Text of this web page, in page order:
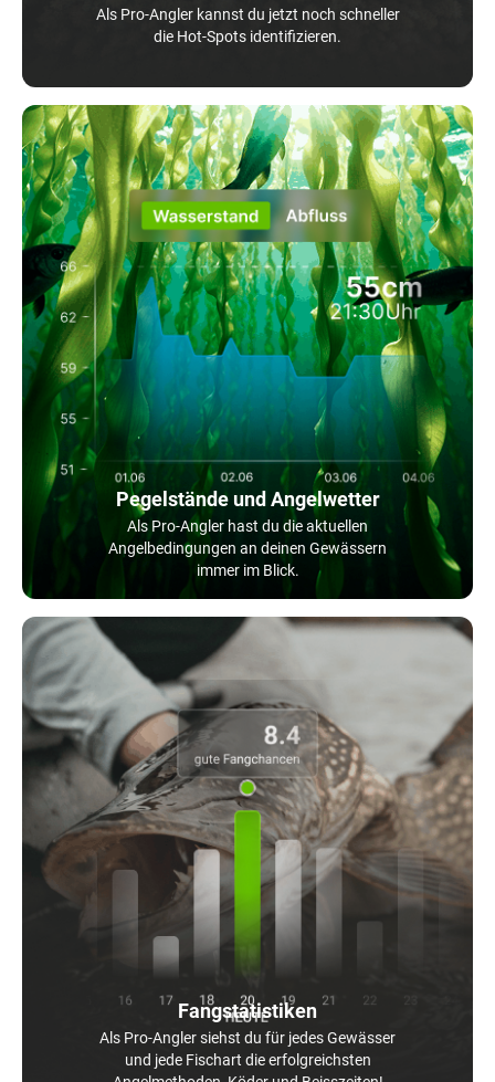
Als Pro-Angler kannst du jetzt noch schneller
die Hot-Spots identifizieren.
Pegelstände und Angelwetter
Als Pro-Angler hast du die aktuellen
Angelbedingungen an deinen Gewässern
immer im Blick.
Fangstatistiken
Als Pro-Angler siehst du für jedes Gewässer
und jede Fischart die erfolgreichsten